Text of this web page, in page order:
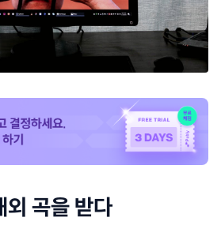
외 곡을 받다